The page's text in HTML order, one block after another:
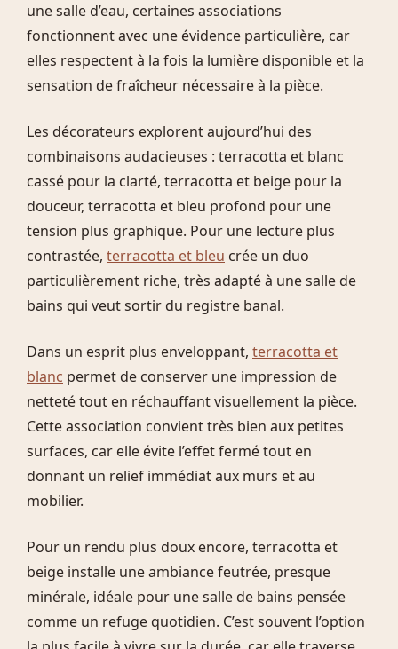
une salle d’eau, certaines associations
fonctionnent avec une évidence particulière, car
elles respectent à la fois la lumière disponible et la
sensation de fraîcheur nécessaire à la pièce.
Les décorateurs explorent aujourd’hui des
combinaisons audacieuses : terracotta et blanc
cassé pour la clarté, terracotta et beige pour la
douceur, terracotta et bleu profond pour une
tension plus graphique. Pour une lecture plus
contrastée, terracotta et bleu crée un duo
particulièrement riche, très adapté à une salle de
bains qui veut sortir du registre banal.
Dans un esprit plus enveloppant, terracotta et
blanc permet de conserver une impression de
netteté tout en réchauffant visuellement la pièce.
Cette association convient très bien aux petites
surfaces, car elle évite l’effet fermé tout en
donnant un relief immédiat aux murs et au
mobilier.
Pour un rendu plus doux encore, terracotta et
beige installe une ambiance feutrée, presque
minérale, idéale pour une salle de bains pensée
comme un refuge quotidien. C’est souvent l’option